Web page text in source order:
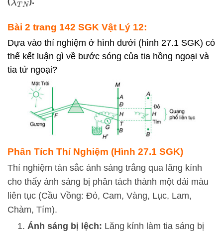
λTN
Bài 2 trang 142 SGK Vật Lý 12:
Dựa vào thí nghiệm ở hình dưới (hình 27.1 SGK) có
thể kết luận gì về bước sóng của tia hồng ngoại và
tia tử ngoại?
Phân Tích Thí Nghiệm (Hình 27.1 SGK)
Thí nghiệm tán sắc ánh sáng trắng qua lăng kính
cho thấy ánh sáng bị phân tách thành một dải màu
liên tục (Cầu Vồng: Đỏ, Cam, Vàng, Lục, Lam,
Chàm, Tím).
Ánh sáng bị lệch: Lăng kính làm tia sáng bị